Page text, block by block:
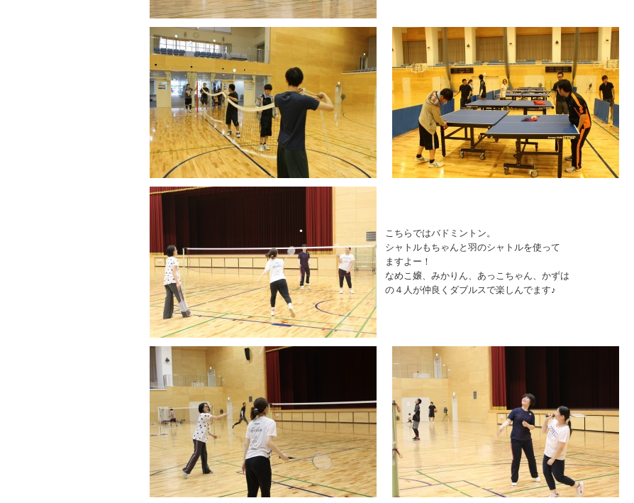
こちらではバドミントン。
シャトルもちゃんと羽のシャトルを使って
ますよー！
なめこ嬢、みかりん、あっこちゃん、かずは
の４人が仲良くダブルスで楽しんでます♪